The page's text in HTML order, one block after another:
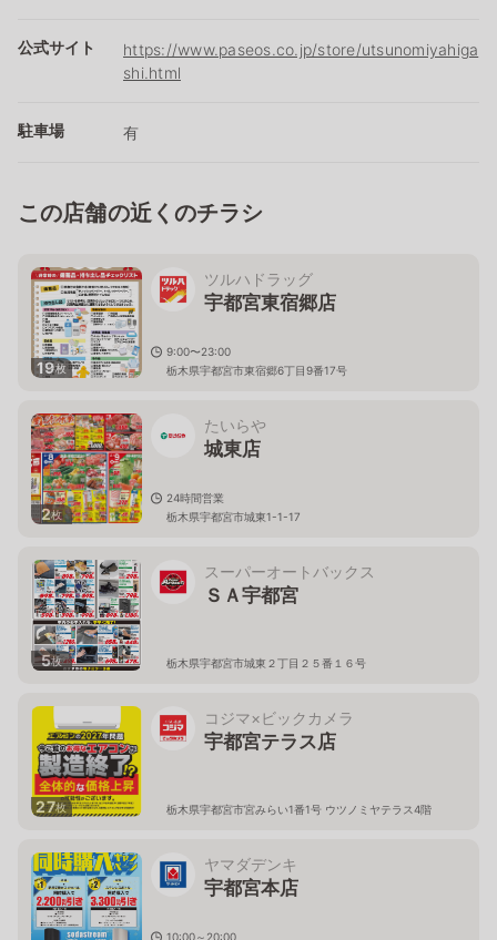
公式サイト
https://www.paseos.co.jp/store/utsunomiyahiga
shi.html
駐車場 有
この店舗の近くのチラシ
19枚
ツルハドラッグ
宇都宮東宿郷店
9:00〜23:00
栃木県宇都宮市東宿郷6丁目9番17号
2枚
たいらや
城東店
24時間営業
栃木県宇都宮市城東1-1-17
5枚
スーパーオートバックス
ＳＡ宇都宮
栃木県宇都宮市城東２丁目２５番１６号
27枚
コジマ×ビックカメラ
宇都宮テラス店
栃木県宇都宮市宮みらい1番1号 ウツノミヤテラス4階
ヤマダデンキ
宇都宮本店
10:00～20:00